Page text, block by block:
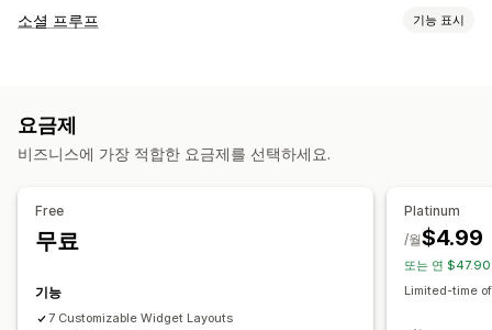
표시 옵션
리뷰 수집 방법
사용자 지정 요청
소셜 프루프 기능 표시
표시 옵션
분석
참여 추적
요금제
비즈니스에 가장 적합한 요금제를 선택하세요.
Free
무료
기능
7 Customizable Widget Layouts
Platinum
$4.99
/월
또는 연
Limited-time